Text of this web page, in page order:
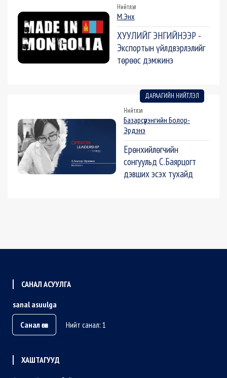
Нийтлэл
М.Энх
ХУУЛИЙГ ЭНГИЙНЭЭР -
Экспортын үйлдвэрлэлийг
төрөөс дэмжинэ
ДАРААГИЙН НИЙТЛЭЛ
Нийтлэл
Базарсүрэнгийн Болор-
Эрдэнэ
Ерөнхийлөгчийн
сонгуульд С.Баярцогт
дэвших эсэх тухайд
САНАЛ АСУУЛГА
sanal asuulga
Санал өгөх
Нийт санал: 1
ХАШТАГУУД